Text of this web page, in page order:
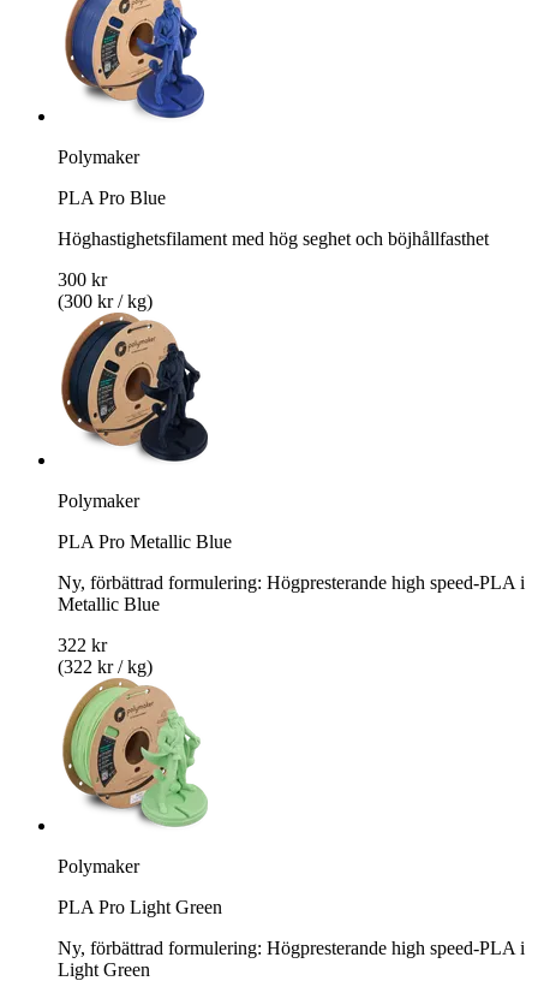
Polymaker
PLA Pro Blue
Höghastighetsfilament med hög seghet och böjhållfasthet
300 kr
(300 kr / kg)
Polymaker
PLA Pro Metallic Blue
Ny, förbättrad formulering: Högpresterande high speed-PLA i
Metallic Blue
322 kr
(322 kr / kg)
Polymaker
PLA Pro Light Green
Ny, förbättrad formulering: Högpresterande high speed-PLA i
Light Green